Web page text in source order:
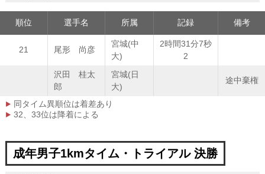
順位 選手名 所属 記録 備考
21 尾形 尚彦
宮城(中
大)
2時間31分7秒
2
沢田 桂太
郎
宮城(日
大)
途中棄権
同タイム異順位は着差あり
32、33位は降着による
成年男子1kmタイム・トライアル 決勝